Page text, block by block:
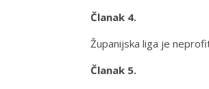
Članak 4.
Županijska liga je
Članak 5.